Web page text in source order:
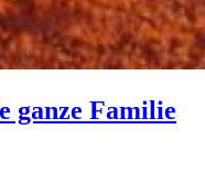
ganze Familie